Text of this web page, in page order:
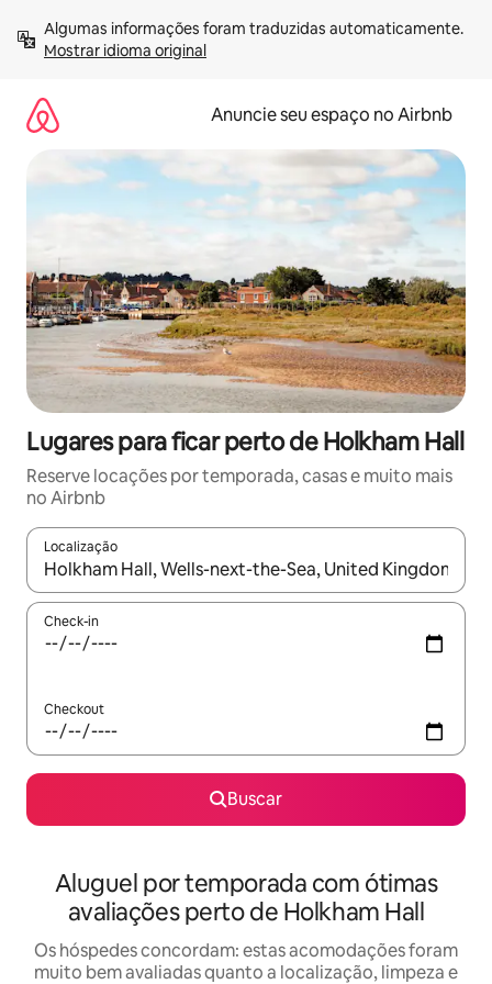
para
Mostrar idioma original
Anuncie seu espaço no Airbnb
Lugares para ficar perto de Holkham Hall
Reserve locações por temporada, casas e muito mais
no Airbnb
Localização
Quando os resultados estiverem disponíveis, explore-os
Check-in
Checkout
Buscar
Aluguel por temporada com ótimas
avaliações perto de Holkham Hall
Os hóspedes concordam: estas acomodações foram
muito bem avaliadas quanto a localização, limpeza e